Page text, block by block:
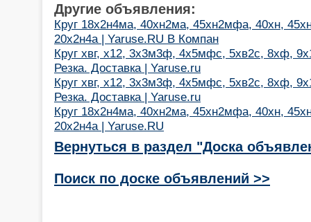
Другие объявления:
Круг 18х2н4ма, 40хн2ма, 45хн2мфа, 40хн,
20х2н4а | Yaruse.RU В Компан
Круг хвг, х12, 3х3м3ф, 4х5мфс, 5хв2с, 8хф,
Резка. Доставка | Yaruse.ru
Круг хвг, х12, 3х3м3ф, 4х5мфс, 5хв2с, 8хф,
Резка. Доставка | Yaruse.ru
Круг 18х2н4ма, 40хн2ма, 45хн2мфа, 40хн,
20х2н4а | Yaruse.RU
Вернуться в раздел "Доска
Поиск по доске объявлений >>